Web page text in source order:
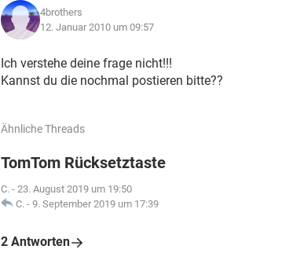
4brothers
12. Januar 2010 um 09:57
Ich verstehe deine frage nicht!!!
Kannst du die nochmal postieren bitte??
Ähnliche Threads
TomTom Rücksetztaste
C. - 23. August 2019 um 19:50
C. - 9. September 2019 um 17:39
2 Antworten